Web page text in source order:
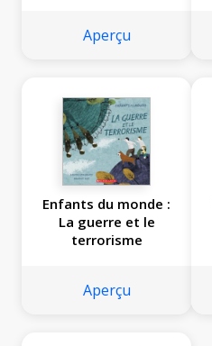
Aperçu
Enfants du monde :
La guerre et le
terrorisme
Aperçu